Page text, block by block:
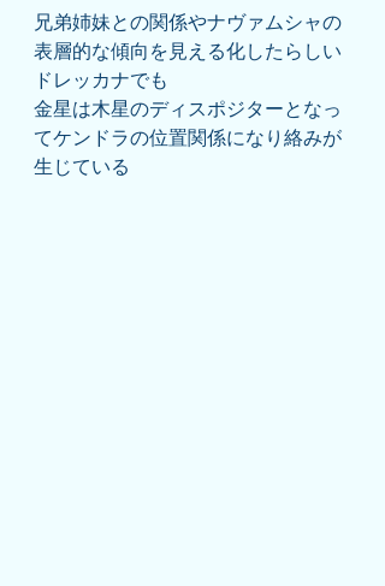
兄弟姉妹との関係やナヴァムシャの
表層的な傾向を見える化したらしい
ドレッカナでも
金星は木星のディスポジターとなっ
てケンドラの位置関係になり絡みが
生じている